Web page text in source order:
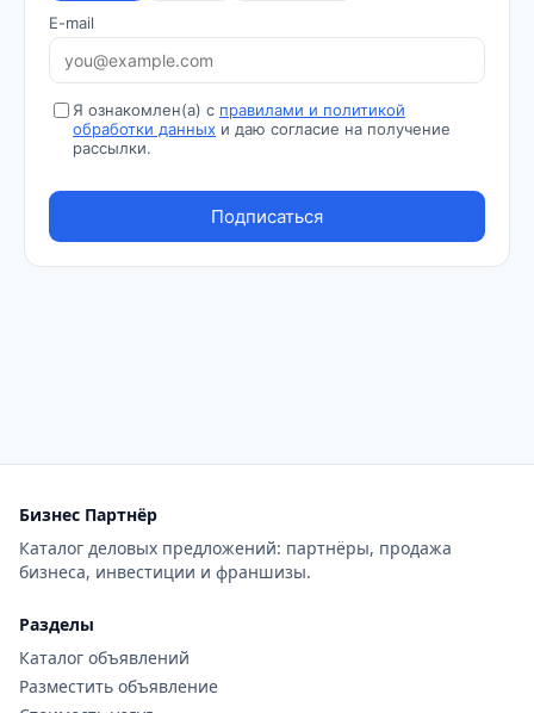
Бизнес Партнёр
Каталог деловых предложений: партнёры, продажа
бизнеса, инвестиции и франшизы.
Разделы
Каталог объявлений
Разместить объявление